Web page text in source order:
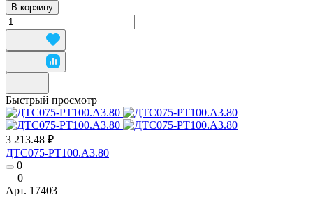
В корзину
Быстрый просмотр
3 213.48 ₽
ДТС075-РТ100.А3.80
0
0
Арт. 17403